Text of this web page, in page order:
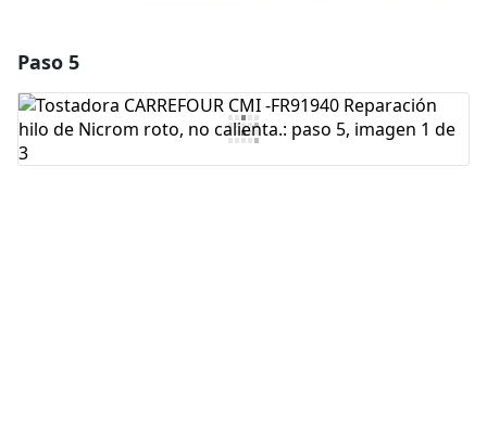
Agregar Comentario
Paso 5